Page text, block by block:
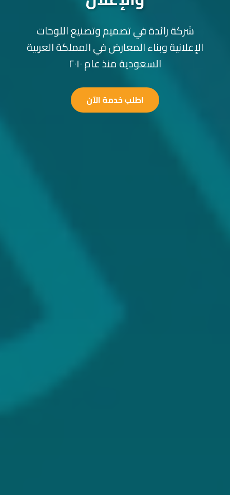
شركة رائدة في تصميم وتصنيع اللوحات
الإعلانية وبناء المعارض في المملكة العربية
السعودية منذ عام ٢٠١٠
اطلب خدمة الآن